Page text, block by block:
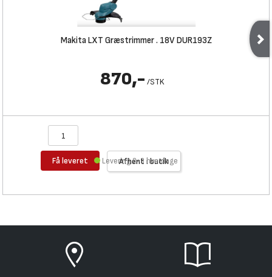
Makita LXT Græstrimmer . 18V DUR193Z
870,- /STK
Få leveret Afhent i butik
Levering 2-3 hverdage